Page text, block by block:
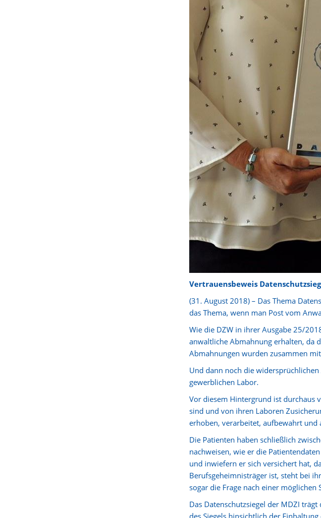
Vertrauensbeweis
(31. August 2018) – Das Thema
das Thema, wenn man Post vom
Wie die DZW in ihrer Ausgabe 25/
anwaltliche Abmahnung erhalten, da
Abmahnungen wurden zusammen
Und dann noch die
gewerblichen Labor.
Vor diesem Hintergrund ist durchaus
sind und von ihren Laboren
erhoben, verarbeitet, aufbewahrt und
Die Patienten haben schließlich
nachweisen, wie er die
und inwiefern er sich versichert hat,
Berufsgeheimnisträger ist, steht bei
sogar die Frage nach einer möglichen
Das Datenschutzsiegel der MDZI
des Siegels hinsichtlich der